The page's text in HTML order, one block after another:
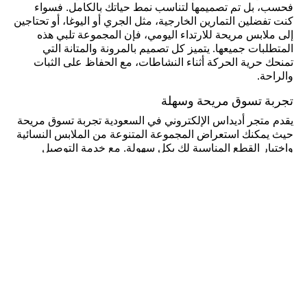
فحسب، بل تم تصميمها لتناسب نمط حياتك بالكامل. فسواء
كنت تفضلين التمارين الخارجية، مثل الجري أو اليوغا، أو تحتاجين
إلى ملابس مريحة للارتداء اليومي، فإن المجموعة تلبي هذه
المتطلبات جميعها. يتميز كل تصميم بالمرونة والمتانة التي
تمنحك حرية الحركة أثناء النشاطات، مع الحفاظ على الثبات
والراحة.
تجربة تسوق مريحة وسهلة
يقدم متجر أديداس الإلكتروني في السعودية تجربة تسوق مريحة
حيث يمكنك استعراض المجموعة المتنوعة من الملابس النسائية
واختيار القطع المناسبة لك بكل سهولة. مع خدمة التوصيل